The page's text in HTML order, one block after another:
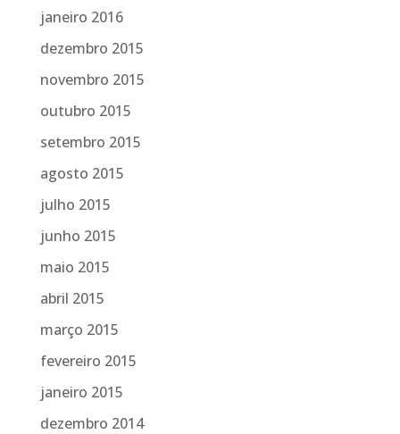
janeiro 2016
dezembro 2015
novembro 2015
outubro 2015
setembro 2015
agosto 2015
julho 2015
junho 2015
maio 2015
abril 2015
março 2015
fevereiro 2015
janeiro 2015
dezembro 2014